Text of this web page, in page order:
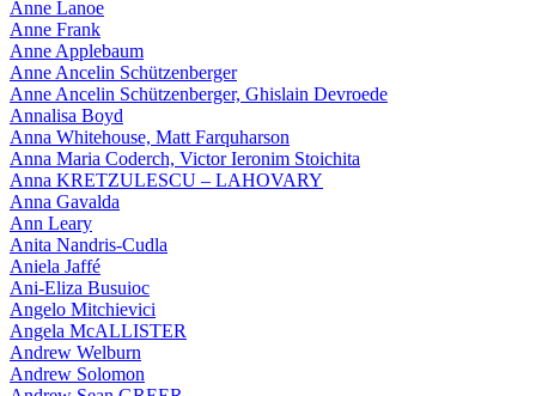
Anne Lanoe
Anne Frank
Anne Applebaum
Anne Ancelin Schützenberger
Anne Ancelin Schützenberger, Ghislain Devroede
Annalisa Boyd
Anna Whitehouse, Matt Farquharson
Anna Maria Coderch, Victor Ieronim Stoichita
Anna KRETZULESCU – LAHOVARY
Anna Gavalda
Ann Leary
Anita Nandris-Cudla
Aniela Jaffé
Ani-Eliza Busuioc
Angelo Mitchievici
Angela McALLISTER
Andrew Welburn
Andrew Solomon